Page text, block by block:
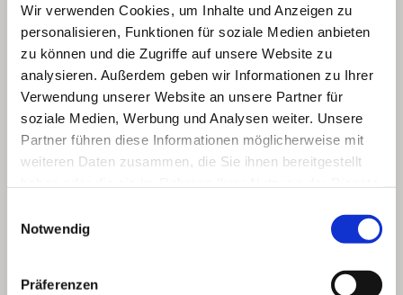
Wir verwenden Cookies, um Inhalte und Anzeigen zu
personalisieren, Funktionen für soziale Medien anbieten
zu können und die Zugriffe auf unsere Website zu
analysieren. Außerdem geben wir Informationen zu Ihrer
Verwendung unserer Website an unsere Partner für
soziale Medien, Werbung und Analysen weiter. Unsere
Partner führen diese Informationen möglicherweise mit
weiteren Daten zusammen, die Sie ihnen bereitgestellt
Notwendig
Präferenzen
BREAKDANCE (TEENS AB 10 J.)
Breaking – (B-boying und B-girling) ist der erste etablierte
Jahren auf den Straßen New Yorks entstand. Dieser Stil
kennzeichnet sich einerseits durch seine Vielseitigkeit an
physisch anspruchsvollen, akrobatischen Elemente aus.
sowohl mit Improvisation (Freestyle) als auch mit fest
choreographiertem Solo (Set) getanzt werden kann.